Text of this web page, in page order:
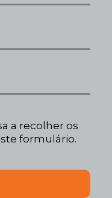
a recolher os
formulário.